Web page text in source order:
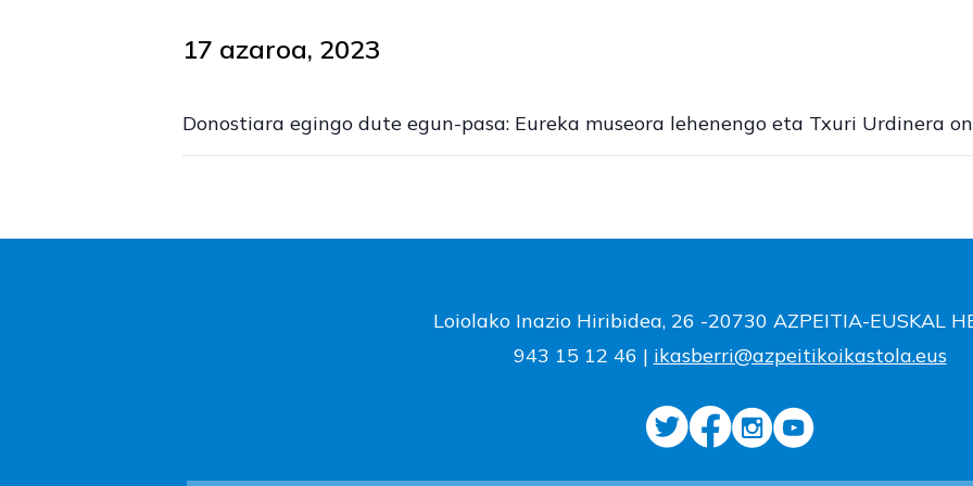
17 azaroa, 2023
Donostiara egingo dute egun-pasa: Eureka museora lehenengo eta Txuri Urdinera
Loiolako Inazio Hiribidea, 26 -20730 AZPEITIA-EUSKAL
943 15 12 46 | ikasberri@azpeitikoikastola.eus